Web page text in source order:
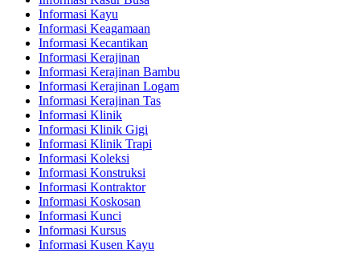
Informasi Kayu
Informasi Keagamaan
Informasi Kecantikan
Informasi Kerajinan
Informasi Kerajinan Bambu
Informasi Kerajinan Logam
Informasi Kerajinan Tas
Informasi Klinik
Informasi Klinik Gigi
Informasi Klinik Trapi
Informasi Koleksi
Informasi Konstruksi
Informasi Kontraktor
Informasi Koskosan
Informasi Kunci
Informasi Kursus
Informasi Kusen Kayu